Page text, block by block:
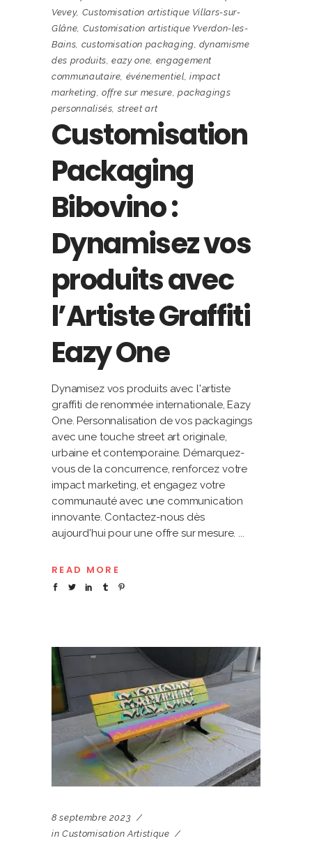
Vevey, Customisation artistique Villars-sur-
Glâne, Customisation artistique Yverdon-les-
Bains, customisation packaging, dynamisme
des produits,eazy one, engagement
communautaire, événementiel, impact
marketing,offre sur mesure, packagings
personnalisés, street art
Customisation
Packaging
Bibovino :
Dynamisez vos
produits avec
l’Artiste Graffiti
Eazy One
Dynamisez vos produits avec l'artiste
graffiti de renommée internationale, Eazy
One. Personnalisation de vos packagings
avec une touche street art originale,
urbaine et contemporaine. Démarquez-
vous de la concurrence, renforcez votre
impact marketing, et engagez votre
communauté avec une communication
innovante. Contactez-nous dès
aujourd'hui pour une offre sur mesure.
READ MORE
8 septembre 2023
in Customisation Artistique